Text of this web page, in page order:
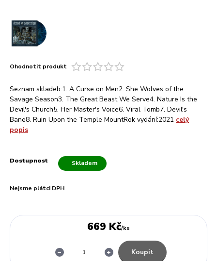
Ohodnotit produkt
Seznam skladeb:1. A Curse on Men2. She Wolves of the
Savage Season3. The Great Beast We Serve4. Nature Is the
Devil's Church5. Her Master's Voice6. Viral Tomb7. Devil's
Bane8. Ruin Upon the Temple MountRok vydání:2021 celý
popis
Dostupnost Skladem
Nejsme plátci DPH
669 Kč/ks
Koupit